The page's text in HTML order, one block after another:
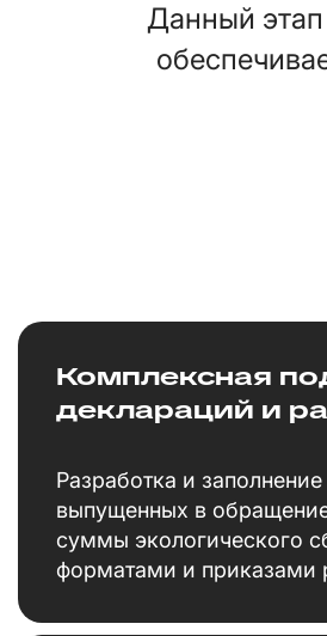
Данный
Комплексная
деклараций и
Разработка и
выпущенных в
суммы экологического
форматами и приказами